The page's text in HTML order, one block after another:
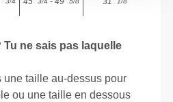
Tu ne sais pas laquelle
une taille au-dessus pour
ou une taille en dessous